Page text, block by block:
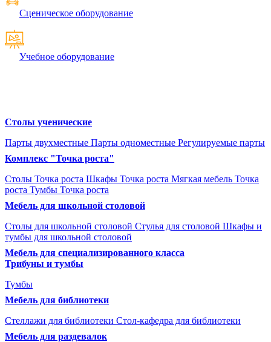
Сценическое оборудование
Учебное оборудование
Столы ученические
Парты двухместные Парты одноместные Регулируемые парты
Комплекс "Точка роста"
Столы Точка роста Шкафы Точка роста Мягкая мебель Точка
роста Тумбы Точка роста
Мебель для школьной столовой
Столы для школьной столовой Стулья для столовой Шкафы и
тумбы для школьной столовой
Мебель для специализированного класса
Трибуны и тумбы
Тумбы
Мебель для библиотеки
Стеллажи для библиотеки Стол-кафедра для библиотеки
Мебель для раздевалок